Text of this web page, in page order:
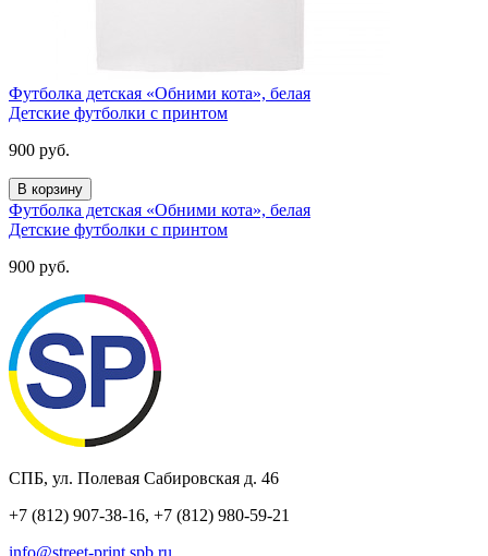
Футболка детская «Обними кота», белая
Детские футболки с принтом
900 руб.
В корзину
Футболка детская «Обними кота», белая
Детские футболки с принтом
900 руб.
СПБ, ул. Полевая Сабировская д. 46
+7 (812) 907-38-16, +7 (812) 980-59-21
info@street-print.spb.ru